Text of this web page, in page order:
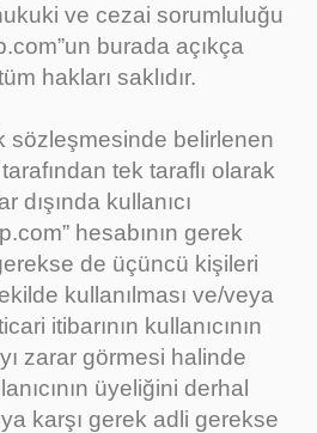
ve cezai sorumluluğu
burada açıkça
hakları saklıdır.
sözleşmesinde belirlenen
tek taraflı olarak
dışında kullanıcı
hesabının gerek
de üçüncü kişileri
kullanılması ve/veya
itibarının kullanıcının
zarar görmesi halinde
üyeliğini derhal
karşı gerek adli gerekse